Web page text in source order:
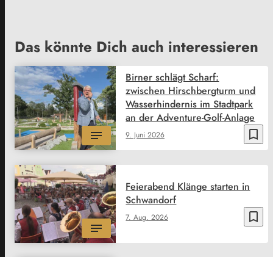
Das könnte Dich auch interessieren
bookmark_border
9. Juni 2026
Birner schlägt Scharf:
zwischen Hirschbergturm und
Wasserhindernis im Stadtpark
an der Adventure-Golf-Anlage
bookmark_border
7. Aug. 2026
Feierabend Klänge starten in
Schwandorf